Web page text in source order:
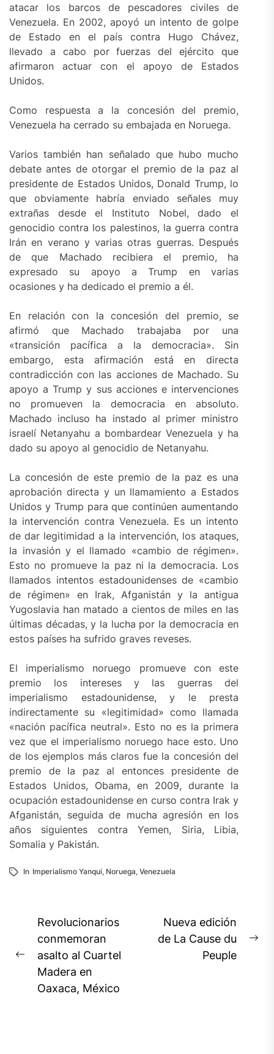
atacar los barcos de pescadores civiles de
Venezuela. En 2002, apoyó un intento de golpe
de Estado en el país contra Hugo Chávez,
llevado a cabo por fuerzas del ejército que
afirmaron actuar con el apoyo de Estados
Unidos.
Como respuesta a la concesión del premio,
Venezuela ha cerrado su embajada en Noruega.
Varios también han señalado que hubo mucho
debate antes de otorgar el premio de la paz al
presidente de Estados Unidos, Donald Trump, lo
que obviamente habría enviado señales muy
extrañas desde el Instituto Nobel, dado el
genocidio contra los palestinos, la guerra contra
Irán en verano y varias otras guerras. Después
de que Machado recibiera el premio, ha
expresado su apoyo a Trump en varias
ocasiones y ha dedicado el premio a él.
En relación con la concesión del premio, se
afirmó que Machado trabajaba por una
«transición pacífica a la democracia». Sin
embargo, esta afirmación está en directa
contradicción con las acciones de Machado. Su
apoyo a Trump y sus acciones e intervenciones
no promueven la democracia en absoluto.
Machado incluso ha instado al primer ministro
israelí Netanyahu a bombardear Venezuela y ha
dado su apoyo al genocidio de Netanyahu.
La concesión de este premio de la paz es una
aprobación directa y un llamamiento a Estados
Unidos y Trump para que continúen aumentando
la intervención contra Venezuela. Es un intento
de dar legitimidad a la intervención, los ataques,
la invasión y el llamado «cambio de régimen».
Esto no promueve la paz ni la democracia. Los
llamados intentos estadounidenses de «cambio
de régimen» en Irak, Afganistán y la antigua
Yugoslavia han matado a cientos de miles en las
últimas décadas, y la lucha por la democracia en
estos países ha sufrido graves reveses.
El imperialismo noruego promueve con este
premio los intereses y las guerras del
imperialismo estadounidense, y le presta
indirectamente su «legitimidad» como llamada
«nación pacífica neutral». Esto no es la primera
vez que el imperialismo noruego hace esto. Uno
de los ejemplos más claros fue la concesión del
premio de la paz al entonces presidente de
Estados Unidos, Obama, en 2009, durante la
ocupación estadounidense en curso contra Irak y
Afganistán, seguida de mucha agresión en los
años siguientes contra Yemen, Siria, Libia,
Somalia y Pakistán.
In Imperialismo Yanqui, Noruega, Venezuela
Navegación
entradas
Previous
post:
Revolucionarios
conmemoran
asalto al Cuartel
Madera en
Oaxaca, México
Nueva edición
de La Cause du
Peuple